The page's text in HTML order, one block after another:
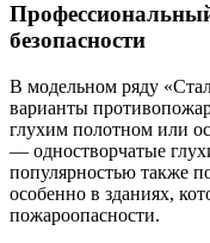
безопасности
В модельном ряду
варианты
глухим полотном или
— одностворчатые
популярностью также
особенно в зданиях,
пожароопасности.